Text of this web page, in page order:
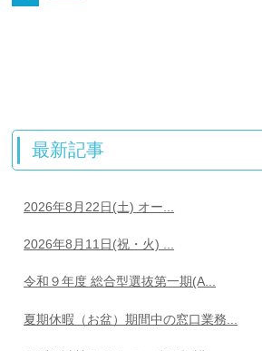
最新記事
2026年8月22日(土) オー...
2026年8月11日(祝・火) ...
令和９年度 総合型選抜第一期(A...
夏期休暇（お盆）期間中の窓口業務...